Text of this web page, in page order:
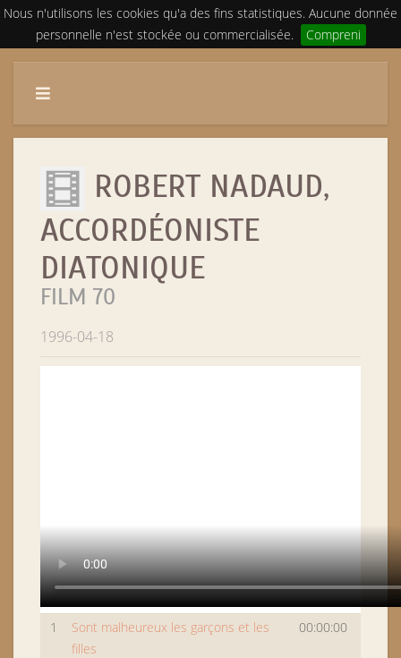
Nous n'utilisons les cookies qu'a des fins statistiques. Aucune donnée
personnelle n'est stockée ou commercialisée.
Compreni
ROBERT NADAUD,
ACCORDÉONISTE
DIATONIQUE
FILM 70
1996-04-18
1
Sont malheureux les garçons et les
filles
00:00:00